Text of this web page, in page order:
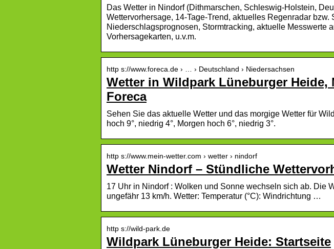
Das Wetter in Nindorf (Dithmarschen, Schleswig-Holstein,
Wettervorhersage, 14-Tage-Trend, aktuelles Regenradar bzw.
Niederschlagsprognosen, Stormtracking, aktuelle Messwerte
Vorhersagekarten, u.v.m.
http s://www.foreca.de › … › Deutschland › Niedersachsen
Wetter in Wildpark Lüneburger Heide,
Foreca
Sehen Sie das aktuelle Wetter und das morgige Wetter für
hoch 9°, niedrig 4°, Morgen hoch 6°, niedrig 3°.
http s://www.mein-wetter.com › wetter › nindorf
Wetter Nindorf – Stündliche
17 Uhr in Nindorf : Wolken und Sonne wechseln sich ab. Die
ungefähr 13 km/h. Wetter: Temperatur (°C): Windrichtung …
http s://wild-park.de
Wildpark Lüneburger Heide: Startseite